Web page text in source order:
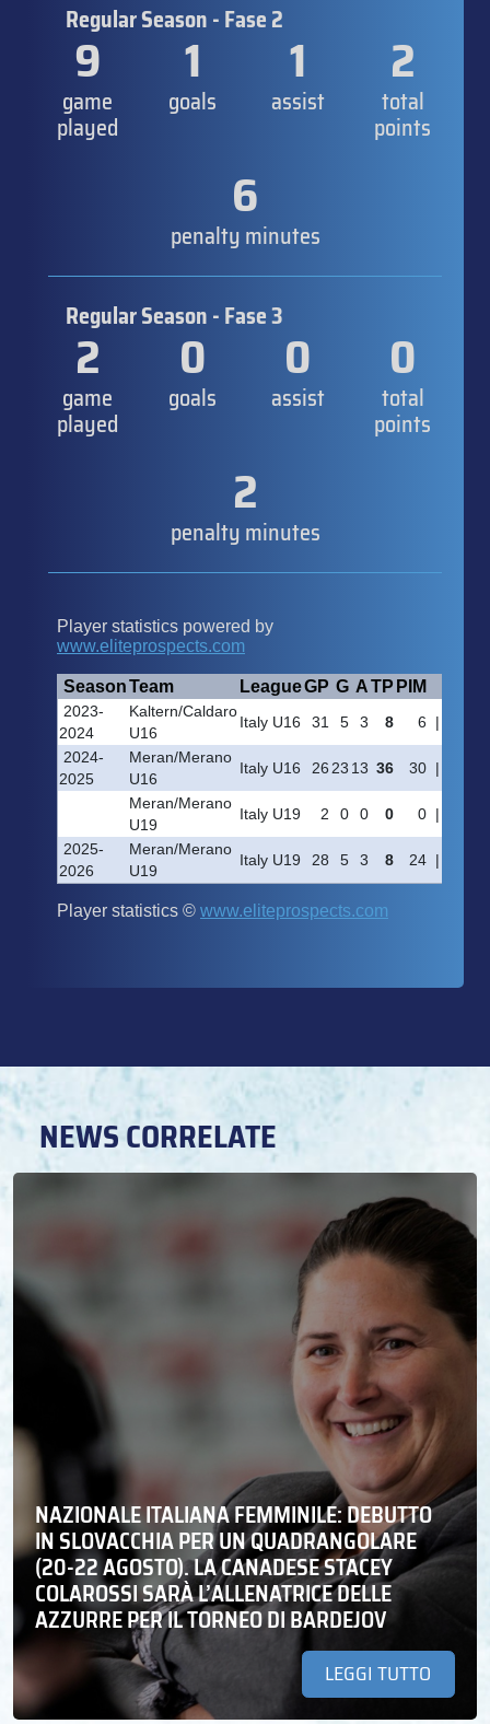
Regular Season - Fase 2
9
game
played
1
goals
1
assist
2
total
points
6
penalty minutes
Regular Season - Fase 3
2
game
played
0
goals
0
assist
0
total
points
2
penalty minutes
NEWS CORRELATE
NAZIONALE ITALIANA FEMMINILE: DEBUTTO
IN SLOVACCHIA PER UN QUADRANGOLARE
(20-22 AGOSTO). LA CANADESE STACEY
COLAROSSI SARÀ L’ALLENATRICE DELLE
AZZURRE PER IL TORNEO DI BARDEJOV
LEGGI TUTTO